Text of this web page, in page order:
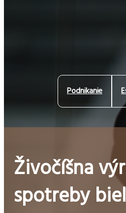
Podnikanie
Živočíšna
spotreby